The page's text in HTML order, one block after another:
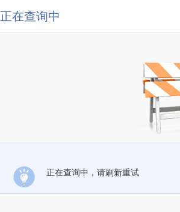
正在查询中
正在查询中，请刷新重试